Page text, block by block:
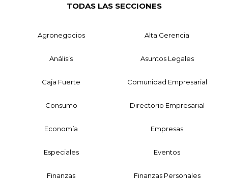
TODAS LAS SECCIONES
Agronegocios Alta Gerencia
Análisis Asuntos Legales
Caja Fuerte Comunidad Empresarial
Consumo Directorio Empresarial
Economía Empresas
Especiales Eventos
Finanzas Finanzas Personales